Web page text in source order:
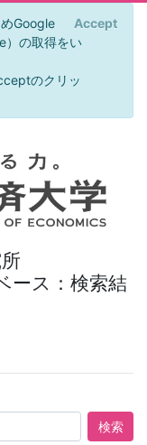
Google
）の取得をい
のクリッ
Accept
ース：検索結
検索
×